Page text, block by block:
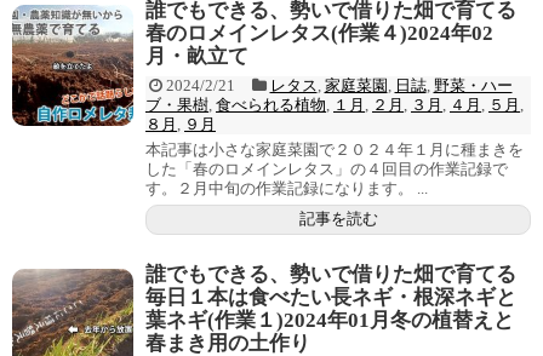
誰でもできる、勢いで借りた畑で育てる
春のロメインレタス(作業４)2024年02
月・畝立て
2024/2/21 レタス 家庭菜園 日誌, 野菜・ハー
ブ・果樹 食べられる植物 １月 ２月 ３月 ４月 ５月
８月
９月
本記事は小さな家庭菜園で２０２４年１月に種まきを
した「春のロメインレタス」の４回目の作業記録で
す。２月中旬の作業記録になります。 ...
記事を読む
誰でもできる、勢いで借りた畑で育てる
毎日１本は食べたい長ネギ・根深ネギと
葉ネギ(作業１)2024年01月冬の植替えと
春まき用の土作り